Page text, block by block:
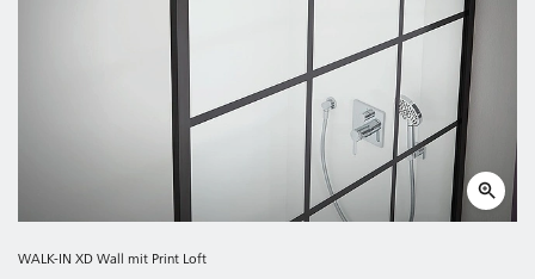
WALK-IN XD Wall mit Print Loft